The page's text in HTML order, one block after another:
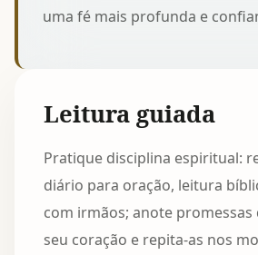
uma fé mais profunda e
Leitura guiada
Pratique disciplina espiritual:
diário para oração, leitura
com irmãos; anote
seu coração e repita-as nos